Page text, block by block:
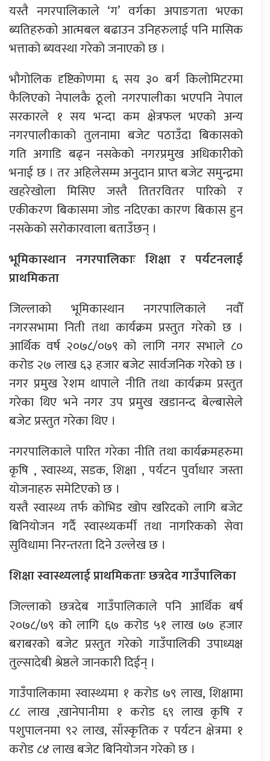
यस्तै नगरपालिकाले ‘ग’ वर्गका अपाङगता भएका
ब्यतिहरुको आत्मबल बढाउन उनिहरुलाई पनि मासिक
भत्ताको ब्यवस्था गरेको जनाएको छ ।
भौगोलिक दृष्टिकोणमा ६ सय ३० बर्ग किलोमिटरमा
फैलिएको नेपालकै ठूलो नगरपालीका भएपनि नेपाल
सरकारले १ सय भन्दा कम क्षेत्रफल भएको अन्य
नगरपालीकाको तुलनामा बजेट पठाउँदा बिकासको
गति अगाडि बढ्न नसकेको नगरप्रमुख अधिकारीको
भनाई छ । तर अहिलेसम्म अनुदान प्राप्त बजेट समुन्द्रमा
खहरेखोला मिसिए जस्तै तितरवितर पारिको र
एकीकरण बिकासमा जोड नदिएका कारण बिकास हुन
नसकेको सरोकारवाला बताउँछन् ।
भूमिकास्थान नगरपालिकाः शिक्षा र पर्यटनलाई
प्राथमिकता
जिल्लाको भूमिकास्थान नगरपालिकाले नवौँ
नगरसभामा निती तथा कार्यक्रम प्रस्तुत गरेको छ ।
आर्थिक वर्ष २०७८/०७९ को लागि नगर सभाले ८०
करोड २७ लाख ६३ हजार बजेट सार्वजनिक गरेको छ ।
नगर प्रमुख रेशम थापाले नीति तथा कार्यक्रम प्रस्तुत
गरेका थिए भने नगर उप प्रमुख खडानन्द बेल्बासेले
बजेट प्रस्तुत गरेका थिए ।
नगरपालिकाले पारित गरेका नीति तथा कार्यक्रमहरुमा
कृषि , स्वास्थ्य, सडक, शिक्षा , पर्यटन पुर्वाधार जस्ता
योजनाहरु समेटिएको छ ।
यस्तै स्वास्थ्य तर्फ कोभिड खोप खरिदको लागि बजेट
बिनियोजन गर्दै स्वास्थ्यकर्मी तथा नागरिकको सेवा
सुविधामा निरन्तरता दिने उल्लेख छ ।
शिक्षा स्वास्थ्यलाई प्राथमिकताः छत्रदेव गाउँपालिका
जिल्लाको छत्रदेब गाउँपालिकाले पनि आर्थिक बर्ष
२०७८/७९ को लागि ६७ करोड ५१ लाख ७७ हजार
बराबरको बजेट प्रस्तुत गरेको गाउँपालिकी उपाध्यक्ष
तुल्सादेबी श्रेष्ठले जानकारी दिईन् ।
गाउँपालिकामा स्वास्थ्यमा १ करोड ७९ लाख, शिक्षामा
८८ लाख ,खानेपानीमा १ करोड ६९ लाख कृषि र
पशुपालनमा ९२ लाख, साँस्कृतिक र पर्यटन क्षेत्रमा १
करोड ८४ लाख बजेट बिनियोजन गरेको छ ।